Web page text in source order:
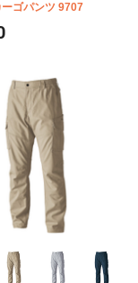
ゴパンツ 9707